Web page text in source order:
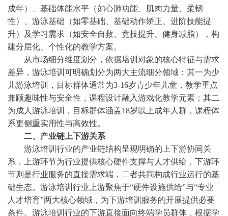
成年）、基础体能水平（如心肺功能、肌肉力量、柔韧
性）、游泳基础（如零基础、基础动作矫正、进阶技能提
升）及学习需求（如安全自救、竞技提升、健身减脂），构
建分层化、个性化的教学方案。
从市场细分维度划分，依据培训对象的核心特征与需求
差异，游泳培训可明确划分为两大主流细分领域：其一为少
儿游泳培训，目标群体通常为3-16岁青少年儿童，教学重点
兼顾趣味性与安全性，课程设计融入游戏化教学元素；其二
为成人游泳培训，目标群体涵盖18岁以上成年人群，课程体
系更侧重实用性与高效性。
二、产业链上下游关系
游泳培训行业的产业链结构呈现明确的上下游协同关
系，上游环节为行业提供核心硬件支撑与人才供给，下游环
节则是行业服务的直接需求端，二者共同构成行业运行的基
础生态。游泳培训行业上游聚焦于“硬件设施供给”与“专业
人才培育”两大核心领域，为下游培训服务的开展提供必要
条件。 游泳培训行业的下游直接面向终端学员群体，根据学